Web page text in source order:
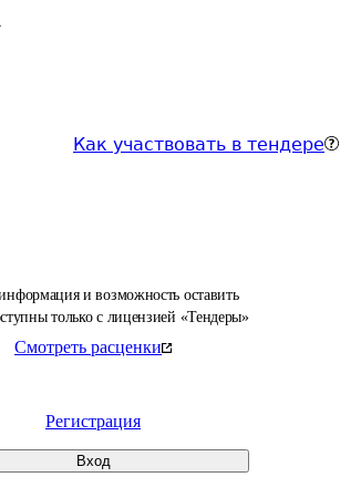
Как участвовать в тендере
и возможность оставить
только с лицензией «Тендеры»
Смотреть расценки
Регистрация
Вход